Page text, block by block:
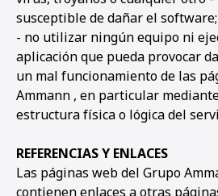
susceptible de dañar el software;
- no utilizar ningún equipo ni
aplicación que pueda provocar
un mal funcionamiento de las
Ammann , en particular
estructura física o lógica del
REFERENCIAS Y ENLACES
Las páginas web del Grupo
contienen enlaces a otras